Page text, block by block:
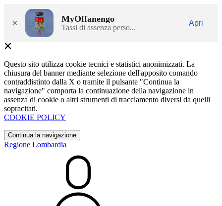
× MyOffanengo
Tassi di assenza perso...
Apri
Questo sito utilizza cookie tecnici e statistici anonimizzati. La
chiusura del banner mediante selezione dell'apposito comando
contraddistinto dalla X o tramite il pulsante "Continua la
navigazione" comporta la continuazione della navigazione in
assenza di cookie o altri strumenti di tracciamento diversi da quelli
sopracitati.
COOKIE POLICY
Continua la navigazione
Regione Lombardia